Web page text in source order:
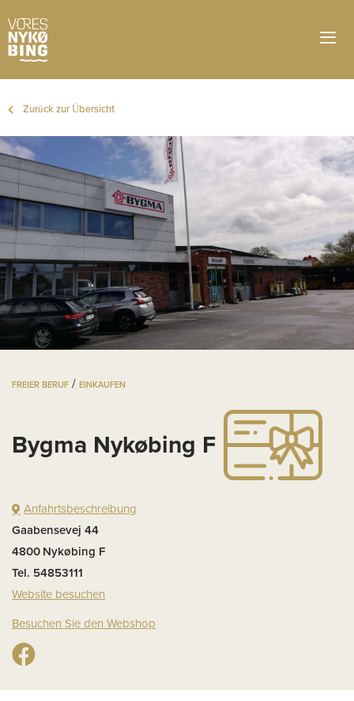
Zurück zur Übersicht
FREIER BERUF / EINKAUFEN
Bygma Nykøbing F
Anfahrtsbeschreibung
Gaabensevej 44
4800 Nykøbing F
Tel. 54853111
Website besuchen
Besuchen Sie den Webshop